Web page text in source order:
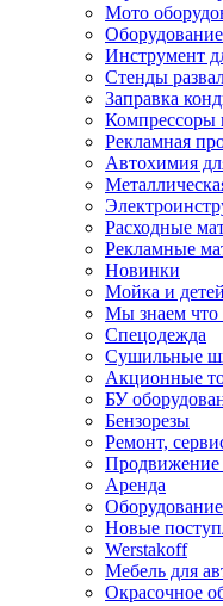
Мото
Инструмент
Стенды
Заправка
Компрессоры
Рекламная
Автохимия
Расходные
Рекламные
Новинки
Мойка и
Мы знаем что
Спецодежда
Сушильные
Акционные
БУ
Бензорезы
Ремонт,
Продвижение
Аренда
Новые
Werstakoff
Мебель для
Окрасочное